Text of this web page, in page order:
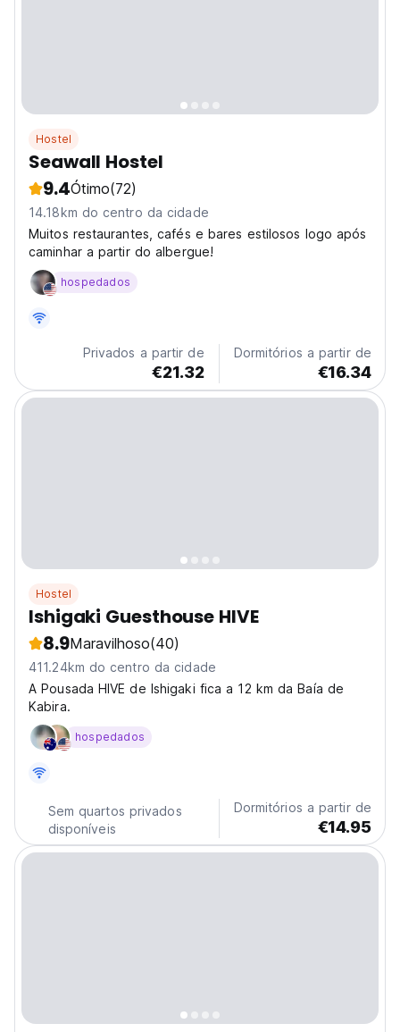
Hostel
Seawall Hostel
9.4Ótimo(72)
14.18km do centro da cidade
Muitos restaurantes, cafés e bares estilosos logo após
caminhar a partir do albergue!
hospedados
Privados a partir de
€21.32
Dormitórios a partir de
€16.34
Hostel
Ishigaki Guesthouse HIVE
8.9Maravilhoso(40)
411.24km do centro da cidade
A Pousada HIVE de Ishigaki fica a 12 km da Baía de
Kabira.
hospedados
Sem quartos privados
disponíveis
Dormitórios a partir de
€14.95